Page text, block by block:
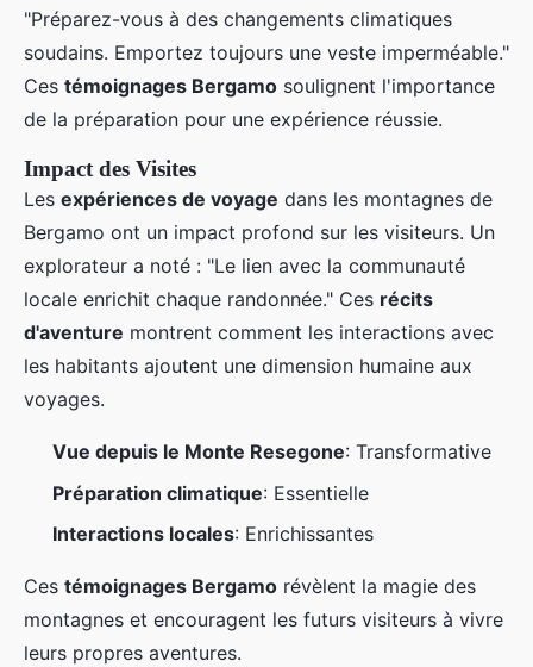
"Préparez-vous à des changements climatiques
soudains. Emportez toujours une veste imperméable."
Ces témoignages Bergamo soulignent l'importance
de la préparation pour une expérience réussie.
Impact des Visites
Les expériences de voyage dans les montagnes de
Bergamo ont un impact profond sur les visiteurs. Un
explorateur a noté : "Le lien avec la communauté
locale enrichit chaque randonnée." Ces récits
d'aventure montrent comment les interactions avec
les habitants ajoutent une dimension humaine aux
voyages.
Vue depuis le Monte Resegone: Transformative
Préparation climatique: Essentielle
Interactions locales: Enrichissantes
Ces témoignages Bergamo révèlent la magie des
montagnes et encouragent les futurs visiteurs à vivre
leurs propres aventures.